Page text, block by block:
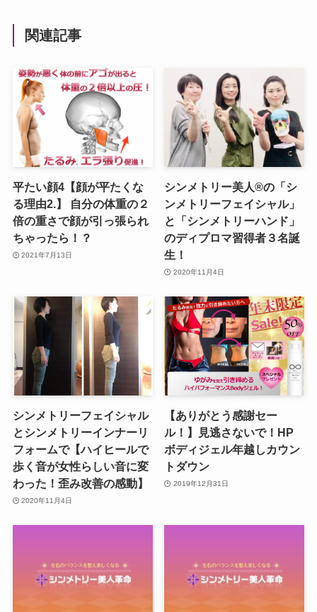
関連記事
平たい顔4【顔が平たくな
る理由2.】 自分の体重の２
倍の重さで顔が引っ張られ
ちゃったら！？
2021年7月13日
シンメトリー美人®︎の「シ
ンメトリーフェイシャル」
と「シンメトリーハンド」
のディプロマ習得者３名誕
生！
2020年11月4日
シンメトリーフェイシャル
とシンメトリーインナーリ
フォームで【ハイヒールで
歩く音が女性らしい音に変
わった！歪み改善の感動】
2020年11月4日
【ありがとう感謝セー
ル！】見逃さないで！HP
ボディジェル年越しカウン
トダウン
2019年12月31日